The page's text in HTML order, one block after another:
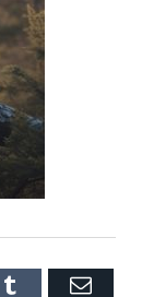
Tumblr E-